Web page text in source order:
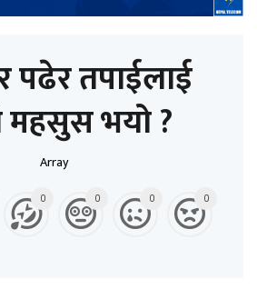
पढेर तपाईलाई
महसुस भयो ?
Array
0 0 0 0